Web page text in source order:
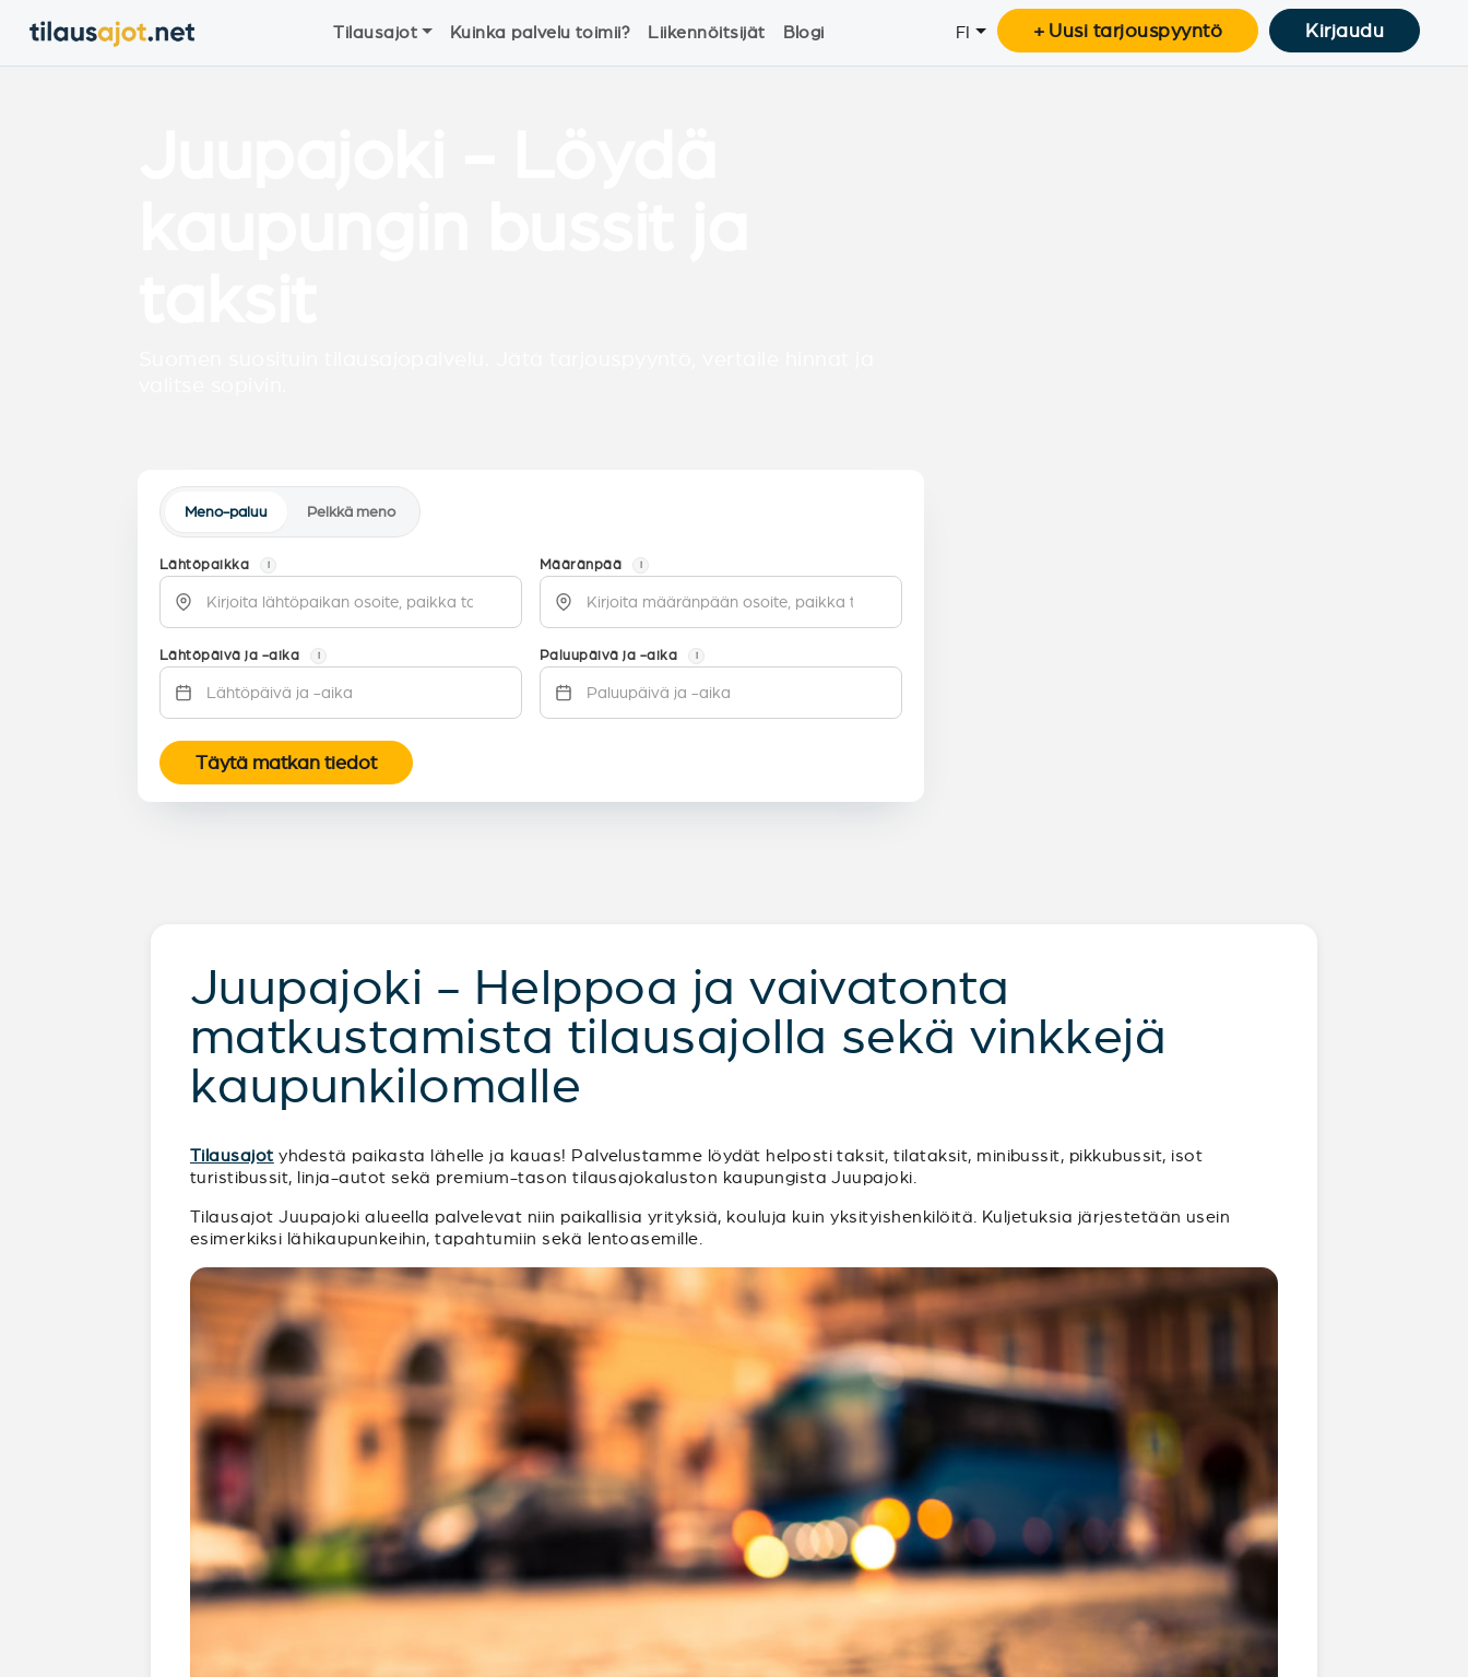
Tilausajot Kuinka palvelu toimii? Liikennöitsijät Blogi FI + Uusi tarjouspyyntö Kirjaudu
Meno-paluu Pelkkä meno
Lähtöpaikka i Määränpää i
Lähtöpäivä ja -aika i Paluupäivä ja -aika i
Täytä matkan tiedot
Juupajoki - Helppoa ja vaivatonta
matkustamista tilausajolla sekä vinkkejä
kaupunkilomalle
Tilausajot yhdestä paikasta lähelle ja kauas! Palvelustamme löydät helposti taksit, tilataksit, minibussit, pikkubussit, isot
turistibussit, linja-autot sekä premium-tason tilausajokaluston kaupungista Juupajoki.
Tilausajot Juupajoki alueella palvelevat niin paikallisia yrityksiä, kouluja kuin yksityishenkilöitä. Kuljetuksia järjestetään usein
esimerkiksi lähikaupunkeihin, tapahtumiin sekä lentoasemille.